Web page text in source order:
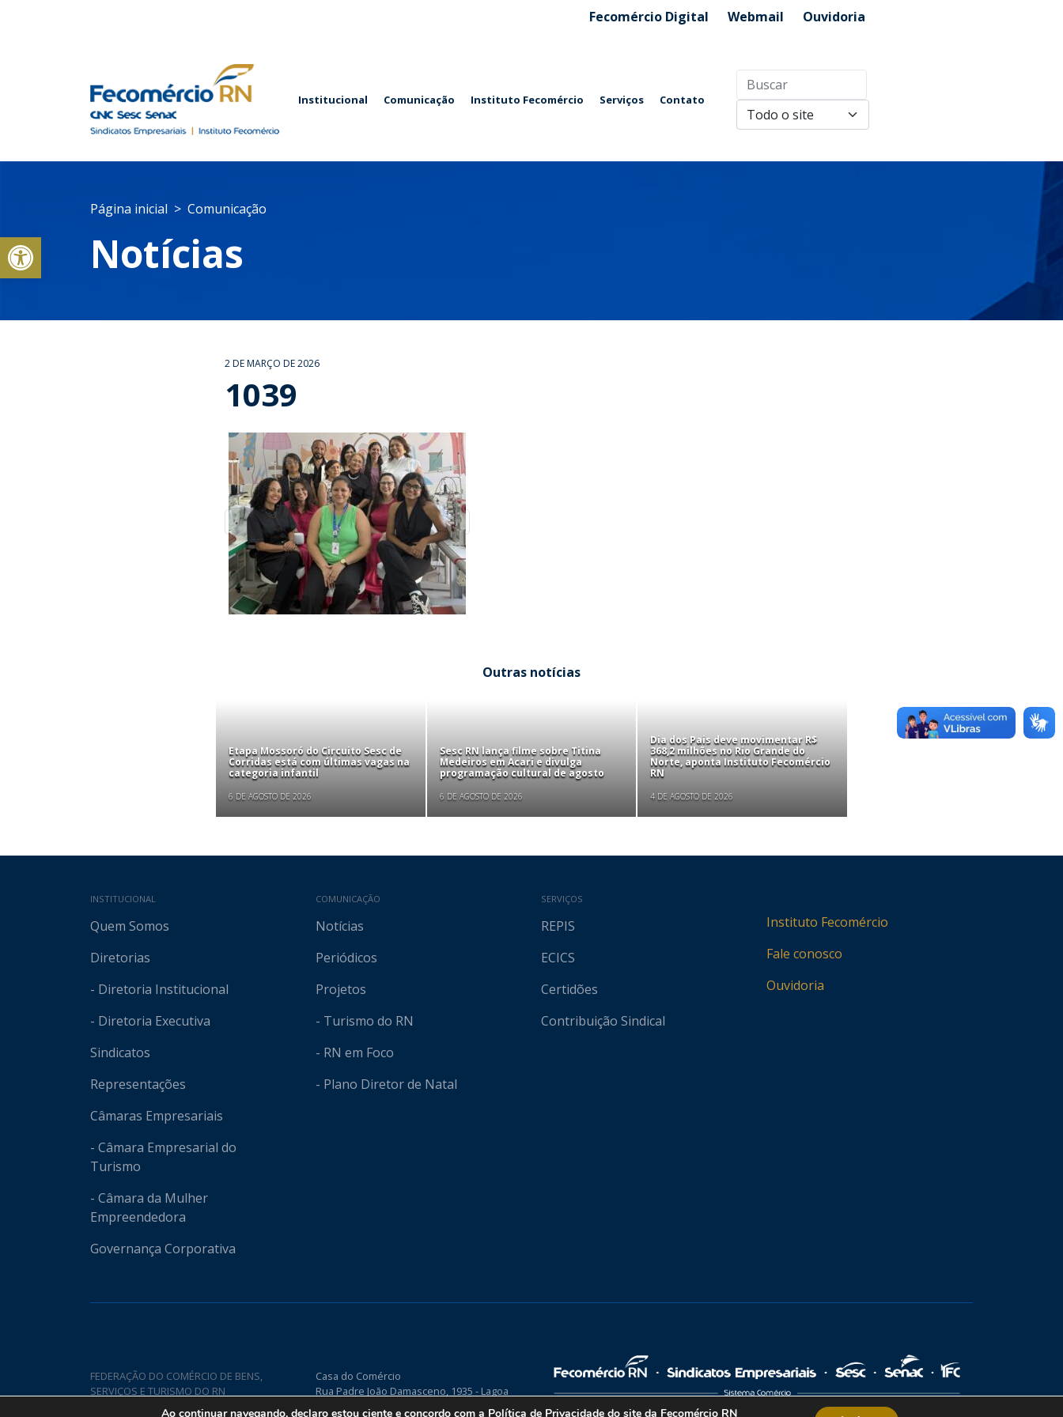
Abrir a barra de ferramentas
Fecomércio Digital Webmail Ouvidoria
Institucional Comunicação Instituto Fecomércio Serviços Contato
Página inicial Comunicação
Notícias
2 DE MARÇO DE 2026
1039
Outras notícias
Etapa Mossoró do Circuito Sesc de
Corridas está com últimas vagas na
categoria infantil
6 DE AGOSTO DE 2026
Sesc RN lança filme sobre Titina
Medeiros em Acari e divulga
programação cultural de agosto
6 DE AGOSTO DE 2026
Dia dos Pais deve movimentar R$
368,2 milhões no Rio Grande do
Norte, aponta Instituto Fecomércio
RN
4 DE AGOSTO DE 2026
Mapa do site
INSTITUCIONAL
Quem Somos
Diretorias
- Diretoria Institucional
- Diretoria Executiva
Sindicatos
Representações
Câmaras Empresariais
- Câmara Empresarial do
Turismo
- Câmara da Mulher
Empreendedora
Governança Corporativa
COMUNICAÇÃO
Notícias
Periódicos
Projetos
- Turismo do RN
- RN em Foco
- Plano Diretor de Natal
SERVIÇOS
REPIS
ECICS
Certidões
Contribuição Sindical
Instituto Fecomércio
Fale conosco
Ouvidoria
FEDERAÇÃO DO COMÉRCIO DE BENS,
SERVIÇOS E TURISMO DO RN
Casa do Comércio
Rua Padre João Damasceno, 1935 - Lagoa
Nova CEP 59075-760
Ao continuar navegando, declaro estou ciente e concordo com a Política de Privacidadedo site da Fecomércio RN